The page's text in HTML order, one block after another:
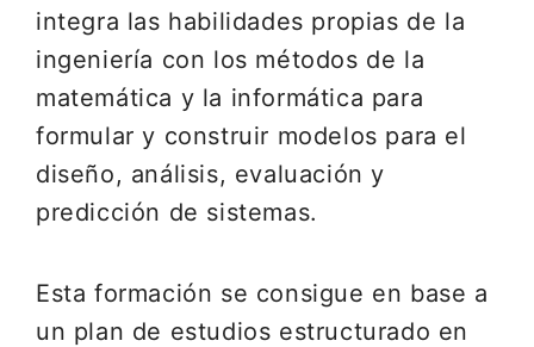
integra las habilidades propias de la
ingeniería con los métodos de la
matemática y la informática para
formular y construir modelos para el
diseño, análisis, evaluación y
predicción de sistemas.
Esta formación se consigue en base a
un plan de estudios estructurado en